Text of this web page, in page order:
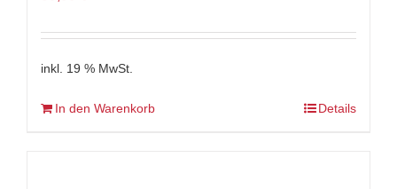
inkl. 19 % MwSt.
In den Warenkorb Details